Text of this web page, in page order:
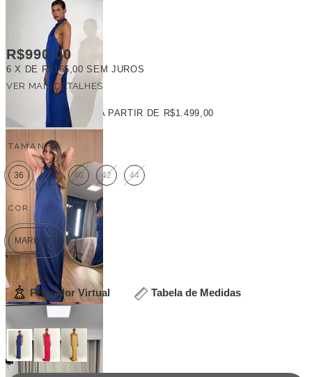
R$990,00
6 X DE R$165,00 SEM JUROS
VER MAIS DETALHES
FRETE GRÁTIS A PARTIR DE R$1.499,00
TAMANHO:
36 38 40 42 44
COR:
MARINHO
Provador Virtual Tabela de Medidas
Veja outras opções